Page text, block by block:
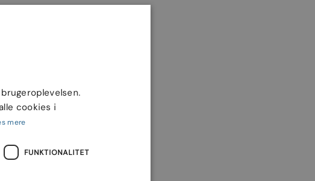
cookies i
mere
FUNKTIONALITET